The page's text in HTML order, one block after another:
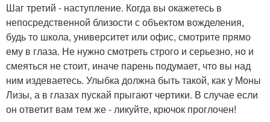
Шаг третий - наступление. Когда вы окажетесь в
непосредственной близости с объектом вожделения,
будь то школа, университет или офис, смотрите прямо
ему в глаза. Не нужно смотреть строго и серьезно, но и
смеяться не стоит, иначе парень подумает, что вы над
ним издеваетесь. Улыбка должна быть такой, как у Моны
Лизы, а в глазах пускай прыгают чертики. В случае если
он ответит вам тем же - ликуйте, крючок проглочен!